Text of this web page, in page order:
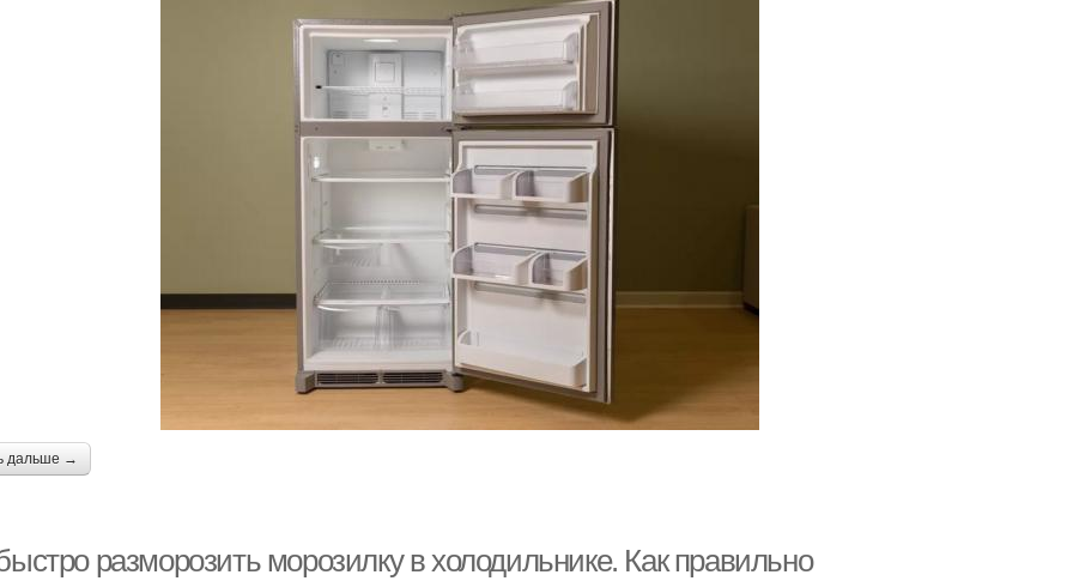
дальше →
разморозить морозилку в холодильнике. Как правильно